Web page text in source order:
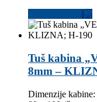
Tuš kabina
8mm –
Dimenzije kabine: